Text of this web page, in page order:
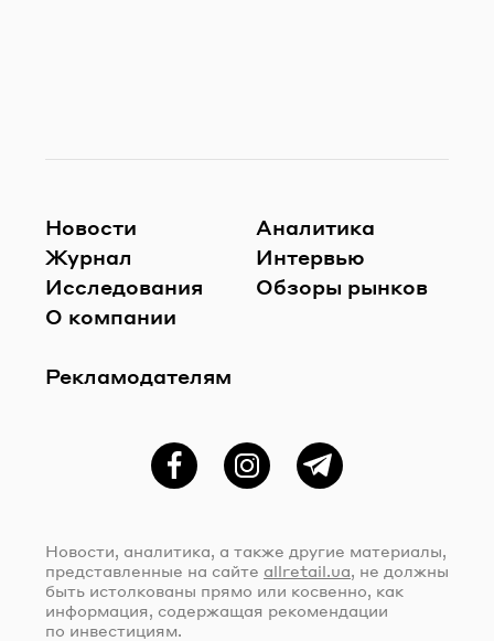
Новости
Журнал
Исследования
О компании
Рекламодателям
Аналитика
Интервью
Обзоры рынков
ФейсбукInstagramTelegram
Новости, аналитика, а также другие материалы,
представленные на сайте allretail.ua, не должны
быть истолкованы прямо или косвенно, как
информация, содержащая рекомендации
по инвестициям.